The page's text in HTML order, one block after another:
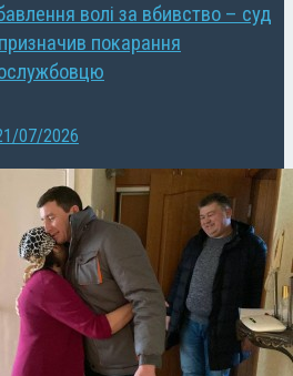
волі за вбивство – суд
покарання
07/2026